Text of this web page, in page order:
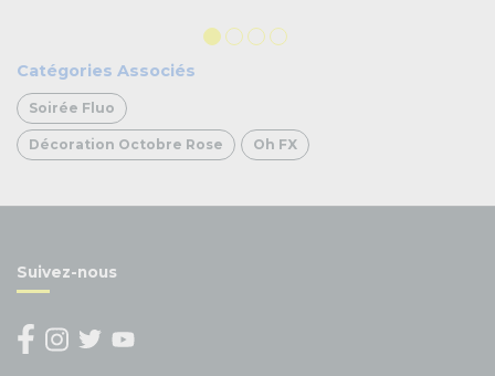
Catégories Associés
Soirée Fluo
Décoration Octobre Rose Oh FX
Suivez-nous